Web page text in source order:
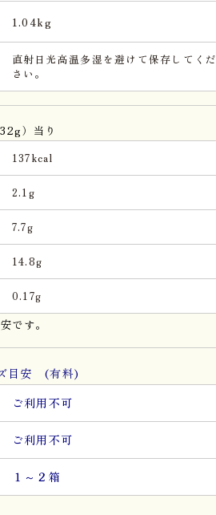
1.04kg
直射日光高温多湿を避けて保存してくだ
さい。
）当り
137kcal
2.1g
7.7g
14.8g
0.17g
です。
目安 (有料)
ご利用不可
ご利用不可
１～２箱